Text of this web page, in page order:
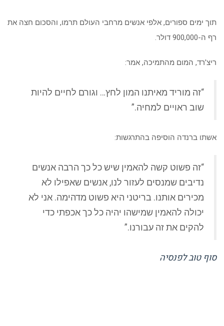
תוך ימים ספורים, אלפי אנשים מרחבי העולם תרמו, והסכום חצה את
רף ה-900,000 דולר.
ריצ’רד, המום מהתמיכה, אמר:
“זה מוריד מאיתנו המון לחץ… וגורם לחיים להיות
שוב ראויים למחיה.”
אשתו ברנדה הוסיפה בהתרגשות:
“זה פשוט קשה להאמין שיש כל כך הרבה אנשים
נדיבים שמנסים לעזור לנו, אנשים שאפילו לא
מכירים אותנו. בריטני היא פשוט מדהימה. אני לא
יכולה להאמין שמישהו יהיה כל כך אכפתי כדי
להקים את זה עבורנו.”
סוף טוב לפנסיה